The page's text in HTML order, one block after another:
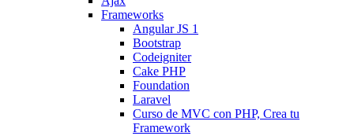
Frameworks
Angular JS 1
Bootstrap
Codeigniter
Cake PHP
Foundation
Laravel
Curso de MVC con PHP, Crea tu
Framework